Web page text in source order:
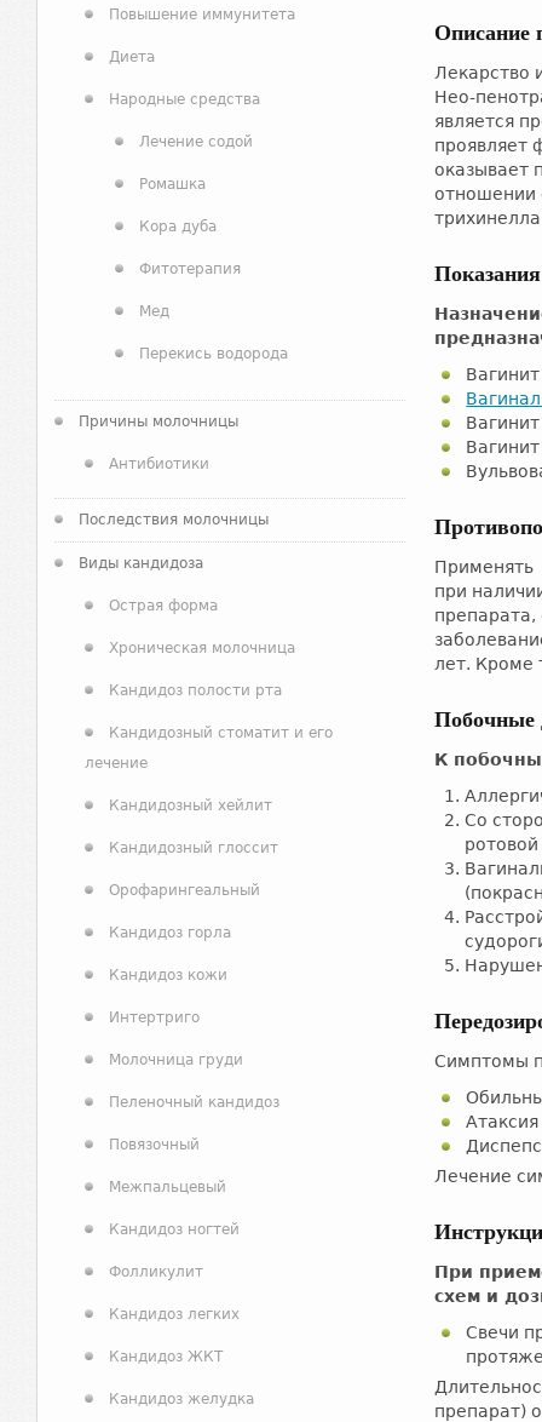
Повышение иммунитета
Диета
Народные средства
Лечение содой
Ромашка
Кора дуба
Фитотерапия
Мед
Перекись водорода
Причины молочницы
Антибиотики
Последствия молочницы
Виды кандидоза
Острая форма
Хроническая молочница
Кандидоз полости рта
Кандидозный стоматит и его
лечение
Кандидозный хейлит
Кандидозный глоссит
Орофарингеальный
Кандидоз горла
Кандидоз кожи
Интертриго
Молочница груди
Пеленочный кандидоз
Повязочный
Межпальцевый
Кандидоз ногтей
Фолликулит
Кандидоз легких
Кандидоз ЖКТ
Кандидоз желудка
Описание
Лекарство
Нео-
является
проявляет
оказывает
отношении
Применять
при
препарата,
лет. Кроме
Побочные
К
Со
Симптомы
Лечение
При
схем и
Свечи
препарат)